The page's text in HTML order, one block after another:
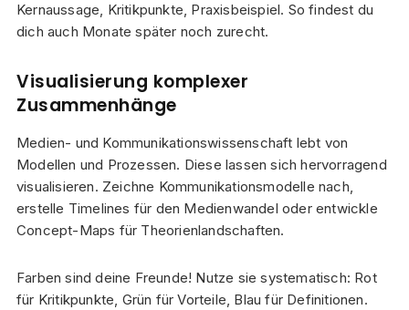
Kernaussage, Kritikpunkte, Praxisbeispiel. So findest du
dich auch Monate später noch zurecht.
Visualisierung komplexer
Zusammenhänge
Medien- und Kommunikationswissenschaft lebt von
Modellen und Prozessen. Diese lassen sich hervorragend
visualisieren. Zeichne Kommunikationsmodelle nach,
erstelle Timelines für den Medienwandel oder entwickle
Concept-Maps für Theorienlandschaften.
Farben sind deine Freunde! Nutze sie systematisch: Rot
für Kritikpunkte, Grün für Vorteile, Blau für Definitionen.